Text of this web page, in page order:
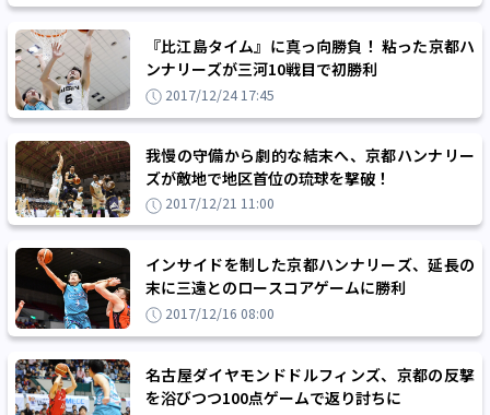
『比江島タイム』に真っ向勝負！ 粘った京都ハ
ンナリーズが三河10戦目で初勝利
2017/12/24 17:45
我慢の守備から劇的な結末へ、京都ハンナリー
ズが敵地で地区首位の琉球を撃破！
2017/12/21 11:00
インサイドを制した京都ハンナリーズ、延長の
末に三遠とのロースコアゲームに勝利
2017/12/16 08:00
名古屋ダイヤモンドドルフィンズ、京都の反撃
を浴びつつ100点ゲームで返り討ちに